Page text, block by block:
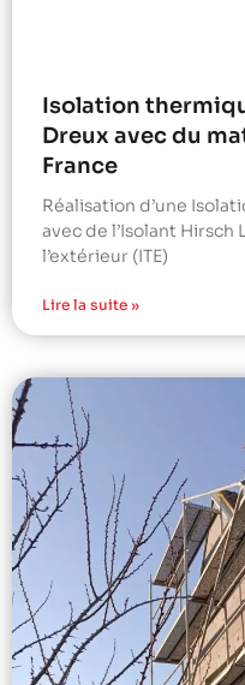
Isolation
Dreux avec du
France
Réalisation d’une
avec de l’Isolant Hirsch
l’extérieur (ITE)
Lire la suite »